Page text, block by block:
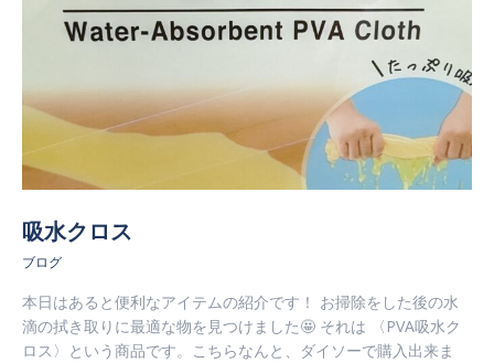
吸水クロス
ブログ
本日はあると便利なアイテムの紹介です！ お掃除をした後の水
滴の拭き取りに最適な物を見つけました🤩 それは 〈PVA吸水ク
ロス〉という商品です。こちらなんと、ダイソーで購入出来ま